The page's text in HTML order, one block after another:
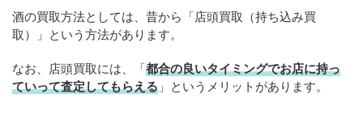
酒の買取方法としては、昔から「店頭買取（持ち込み買
取）」という方法があります。
なお、店頭買取には、「都合の良いタイミングでお店に持っ
ていって査定してもらえる 」というメリットがあります。